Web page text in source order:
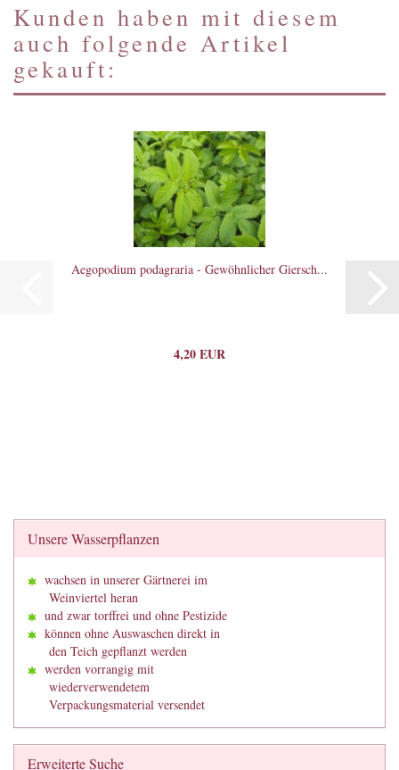
Kunden haben mit diesem
auch folgende Artikel
gekauft:
Aegopodium podagraria - Gewöhnlicher Giersch...
4,20 EUR
Unsere Wasserpflanzen
wachsen in unserer Gärtnerei im
Weinviertel heran
und zwar torffrei und ohne Pestizide
können ohne Auswaschen direkt in
den Teich gepflanzt werden
werden vorrangig mit
wiederverwendetem
Verpackungsmaterial versendet
Erweiterte Suche